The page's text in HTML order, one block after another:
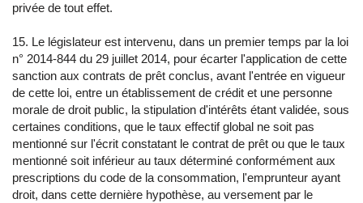
privée de tout effet.
15. Le législateur est intervenu, dans un premier temps par la loi
n° 2014-844 du 29 juillet 2014, pour écarter l'application de cette
sanction aux contrats de prêt conclus, avant l'entrée en vigueur
de cette loi, entre un établissement de crédit et une personne
morale de droit public, la stipulation d'intérêts étant validée, sous
certaines conditions, que le taux effectif global ne soit pas
mentionné sur l'écrit constatant le contrat de prêt ou que le taux
mentionné soit inférieur au taux déterminé conformément aux
prescriptions du code de la consommation, l'emprunteur ayant
droit, dans cette dernière hypothèse, au versement par le